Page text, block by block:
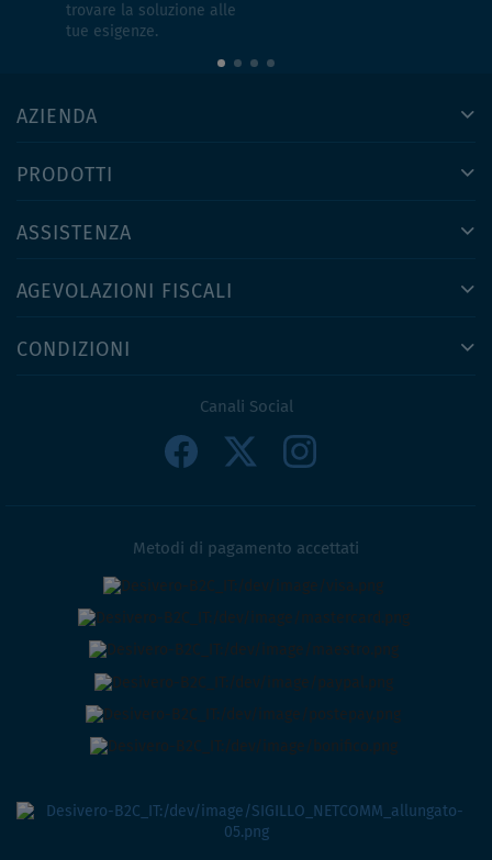
trovare la soluzione alle
tue esigenze.
AZIENDA
PRODOTTI
ASSISTENZA
AGEVOLAZIONI FISCALI
CONDIZIONI
Canali Social
Metodi di pagamento accettati